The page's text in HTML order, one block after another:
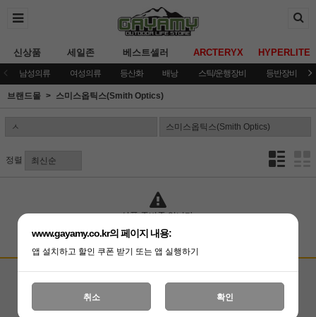
신상품 세일존 베스트셀러 ARCTERYX HYPERLITE
남성의류 여성의류 등산화 배낭 스틱/운행장비 등반장비
브랜드몰 스미스옵틱스(Smith Optics)
정렬
상품 준비중 입니다.
고객상담센터
온라인 : 02-3409-0337
직영매장 : 02-3409-0339
입금계좌안내
국민은행 051001-04-100255
www.gayamy.co.kr의 페이지 내용:
앱 설치하고 할인 쿠폰 받기 또는 앱 실행하기
취소 확인